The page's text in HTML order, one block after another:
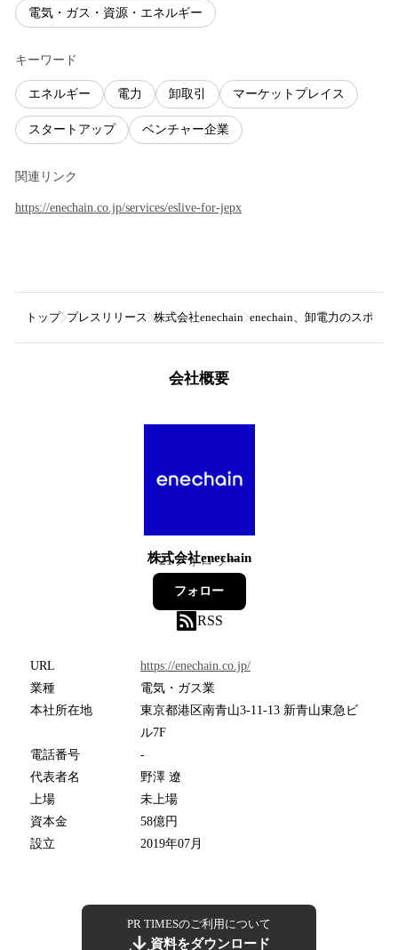
電気・ガス・資源・エネルギー
キーワード
エネルギー 電力 卸取引 マーケットプレイス
スタートアップ ベンチャー企業
関連リンク
https://enechain.co.jp/services/eslive-for-jepx
トップ プレスリリース 株式会社enechain enechain、卸電力のスポッ
会社概要
株式会社enechain
21フォロワー
フォロー
RSS
URL
https://enechain.co.jp/
業種
電気・ガス業
本社所在地
東京都港区南青山3-11-13 新青山東急ビ
ル7F
電話番号
-
代表者名
野澤 遼
上場
未上場
資本金
58億円
設立
2019年07月
PR TIMESのご利用について
資料をダウンロード